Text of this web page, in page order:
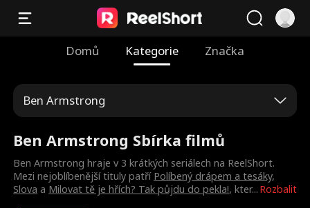
Domů Kategorie Značka
Ben Armstrong
Ben Armstrong Sbírka filmů
Rozbalit
Ben Armstrong hraje v 3 krátkých seriálech na ReelShort.
Mezi nejoblíbenější tituly patří Políbený drápem a tesáky,
Slova a Milovat tě je hřích? Tak půjdu do pekla!, kter...